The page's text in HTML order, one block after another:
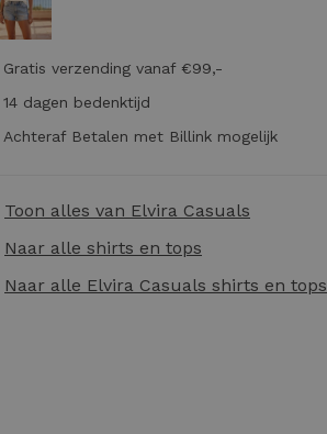
Gratis verzending vanaf €99,-
14 dagen bedenktijd
Achteraf Betalen met Billink mogelijk
Toon alles van Elvira Casuals
Naar alle shirts en tops
Naar alle Elvira Casuals shirts en tops